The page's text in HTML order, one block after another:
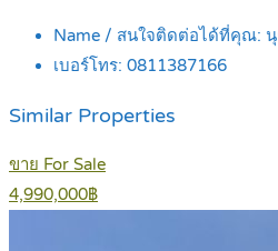
Name / สนใจติดต่อได้ที่คุณ:
เบอร์โทร: 0811387166
Similar Properties
ขาย For Sale
4,990,000฿